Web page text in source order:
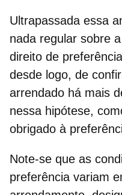
Ultrapassada essa
nada regular sobre
direito de preferência
desde logo, de
arrendado há mais
nessa hipótese,
obrigado à
Note-se que as
preferência variam